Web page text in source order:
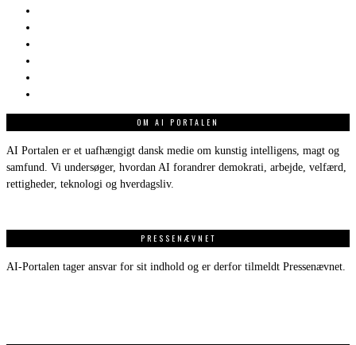
OM AI PORTALEN
AI Portalen er et uafhængigt dansk medie om kunstig intelligens, magt og
samfund. Vi undersøger, hvordan AI forandrer demokrati, arbejde, velfærd,
rettigheder, teknologi og hverdagsliv.
PRESSENÆVNET
AI-Portalen tager ansvar for sit indhold og er derfor tilmeldt Pressenævnet.